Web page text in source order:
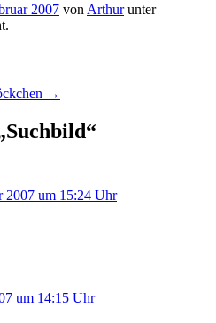
2007 von Arthurunter
→
Suchbild“
2007 um 15:24 Uhr
um 14:15 Uhr